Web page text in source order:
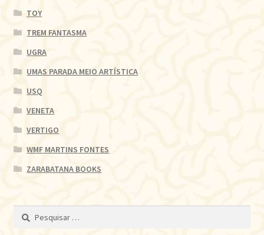
TOY
TREM FANTASMA
UGRA
UMAS PARADA MEIO ARTÍSTICA
USQ
VENETA
VERTIGO
WMF MARTINS FONTES
ZARABATANA BOOKS
Pesquisar